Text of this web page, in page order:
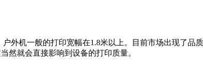
机一般的打印宽幅在1.8米以上。目前市场出现了品
然就会直接影响到设备的打印质量。